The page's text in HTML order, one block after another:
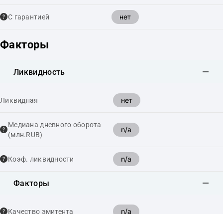
С гарантией нет
Факторы
Ликвидность
Ликвидная нет
Медиана дневного оборота
(млн.RUB)
n/a
Коэф. ликвидности n/a
Факторы
Качество эмитента n/a